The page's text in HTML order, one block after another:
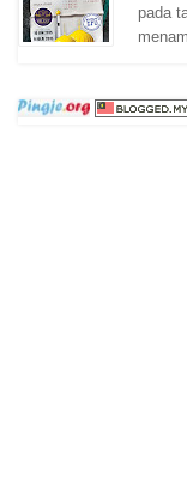
pada